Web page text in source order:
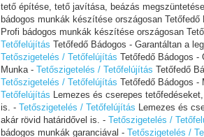
tető építése, tető javítása, beázás
bádogos munkák készítése országosan Tetőfedő
Profi bádogos munkák készítése országosan
Tetőfelújítás Tetőfedő Bádogos - Garantáltan a
Tetőszigetelés / Tetőfelújítás Tetőfedő Bádogos -
Munka - Tetőszigetelés / Tetőfelújítás Tetőfedő
Tetőszigetelés / Tetőfelújítás Tetőfedő Bádogos -
Tetőfelújítás Lemezes és cserepes
is. - Tetőszigetelés / Tetőfelújítás Lemezes és
akár rövid határidővel is. - Tetőszigetelés /
bádogos munkák garanciával - Tetőszigetelés /